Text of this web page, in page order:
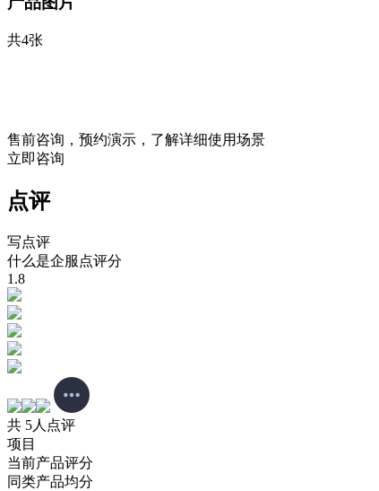
共4张
售前咨询，预约演示，了解详细使用场景
立即咨询
点评
写点评
什么是企服点评分
1.8
共 5人点评
项目
当前产品评分
同类产品均分